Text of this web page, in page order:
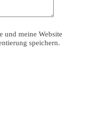
und meine Website
speichern.